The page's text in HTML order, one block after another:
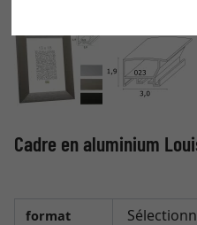
Cadre en aluminium
format